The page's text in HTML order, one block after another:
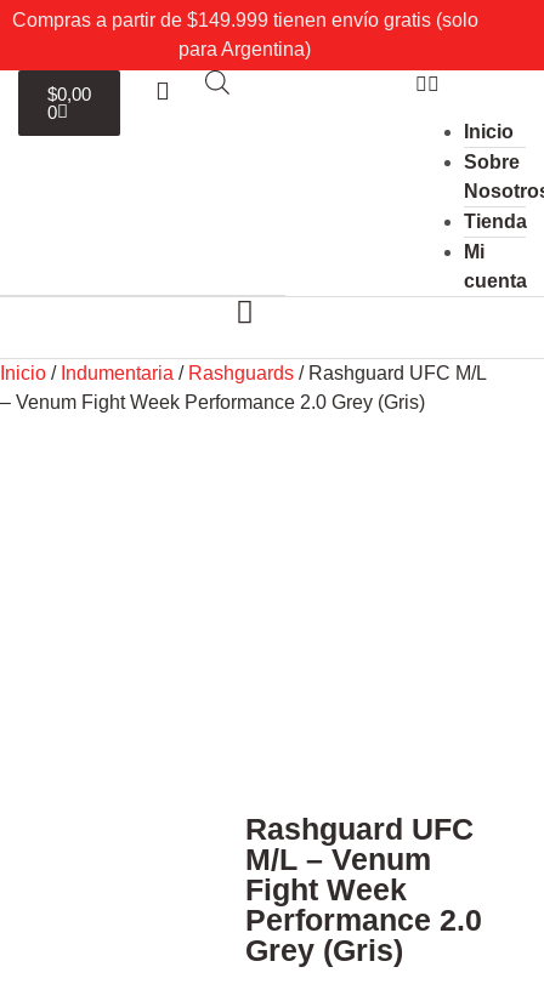
Compras a partir de $149.999 tienen envío gratis (solo
para Argentina)
Inicio
Sobre
Tienda
Mi
cuenta
$0,00
0
Inicio / Indumentaria / Rashguards / Rashguard UFC M/L
– Venum Fight Week Performance 2.0 Grey (Gris)
Rashguard UFC
M/L – Venum
Fight Week
Performance 2.0
Grey (Gris)